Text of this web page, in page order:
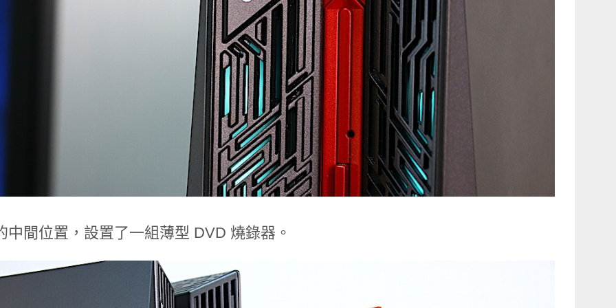
中間位置，設置了一組薄型 DVD 燒錄器。